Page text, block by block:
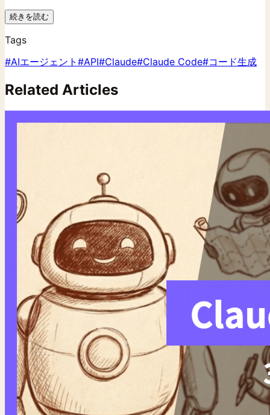
続きを読む
Tags
#AIエージェント #API#Claude#Claude Code#コード生成
Related Articles